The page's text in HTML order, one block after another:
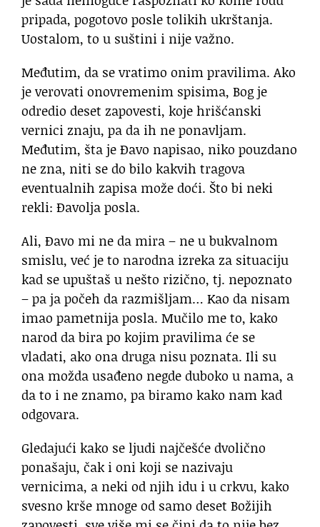
pripada, pogotovo posle tolikih ukrštanja.
Uostalom, to u suštini i nije važno.
Međutim, da se vratimo onim pravilima. Ako
je verovati onovremenim spisima, Bog je
odredio deset zapovesti, koje hrišćanski
vernici znaju, pa da ih ne ponavljam.
Međutim, šta je Đavo napisao, niko pouzdano
ne zna, niti se do bilo kakvih tragova
eventualnih zapisa može doći. Što bi neki
rekli: Đavolja posla.
Ali, Đavo mi ne da mira – ne u bukvalnom
smislu, već je to narodna izreka za situaciju
kad se upuštaš u nešto rizično, tj. nepoznato
– pa ja počeh da razmišljam… Kao da nisam
imao pametnija posla. Mučilo me to, kako
narod da bira po kojim pravilima će se
vladati, ako ona druga nisu poznata. Ili su
ona možda usađeno negde duboko u nama, a
da to i ne znamo, pa biramo kako nam kad
odgovara.
Gledajući kako se ljudi najčešće dvolično
ponašaju, čak i oni koji se nazivaju
vernicima, a neki od njih idu i u crkvu, kako
svesno krše mnoge od samo deset Božijih